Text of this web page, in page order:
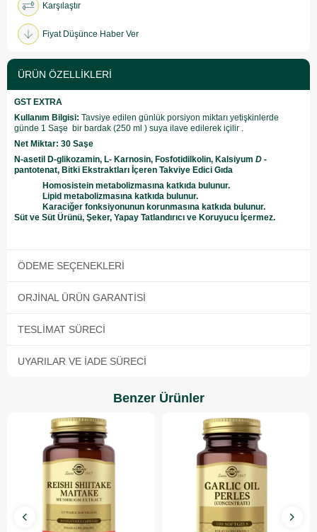
Karşılaştır
Fiyat Düşünce Haber Ver
ÜRÜN ÖZELLIKLERI
GST EXTRA
Kullanım Bilgisi: Tavsiye edilen günlük porsiyon miktarı yetişkinlerde
günde 1 Saşe bir bardak (250 ml ) suya ilave edilerek içilir .
Net Miktar: 30 Saşe
N-asetil D-glikozamin, L- Karnosin, Fosfotidilkolin, Kalsiyum D -
pantotenat, Bitki Ekstraktları İçeren Takviye Edici Gıda
Homosistein metabolizmasına katkıda bulunur.
Lipid metabolizmasına katkıda bulunur.
Karaciğer fonksiyonunun korunmasına katkıda bulunur.
Süt ve Süt Ürünü, Şeker, Yapay Tatlandırıcı ve Koruyucu İçermez.
ÖDEME SEÇENEKLERI
ORJINAL ÜRÜN GARANTISI
TESLIMAT SÜRECI
UYARILAR VE İADE SÜRECI
Benzer Ürünler